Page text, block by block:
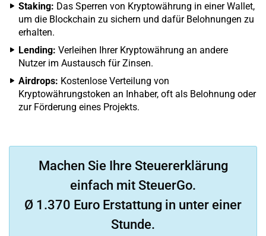
Staking: Das Sperren von Kryptowährung in einer Wallet,
um die Blockchain zu sichern und dafür Belohnungen zu
erhalten.
Lending: Verleihen Ihrer Kryptowährung an andere
Nutzer im Austausch für Zinsen.
Airdrops: Kostenlose Verteilung von
Kryptowährungstoken an Inhaber, oft als Belohnung oder
zur Förderung eines Projekts.
Machen Sie Ihre Steuererklärung
einfach mit SteuerGo.
Ø 1.370 Euro Erstattung in unter einer
Stunde.